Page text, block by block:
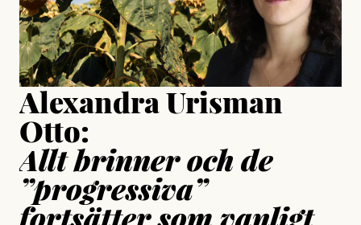
Publicerad15 July, 2026
Uppdaterad15 July, 2026
Alexandra Urisman
Otto:
Allt brinner och de
”progressiva”
fortsätter som vanligt